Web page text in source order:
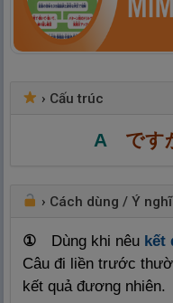
› Cấu trúc
A です
› Cách dùng / Ý
① Dùng khi nêu kết
Câu đi liền trước
kết quả đương nhiên.